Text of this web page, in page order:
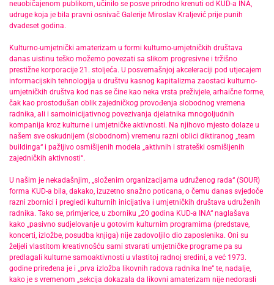
neuobičajenom publikom, učinilo se posve prirodno krenuti od KUD-a INA,
udruge koja je bila pravni osnivač Galerije Miroslav Kraljević prije punih
dvadeset godina.
Kulturno-umjetnički amaterizam u formi kulturno-umjetničkih društava
danas uistinu teško možemo povezati sa slikom progresivne i tržišno
prestižne korporacije 21. stoljeća. U posvemašnjoj akceleraciji pod utjecajem
informacijskih tehnologija u društvu kasnog kapitalizma zaostaci kulturno-
umjetničkih društva kod nas se čine kao neka vrsta preživjele, arhaične forme,
čak kao prostodušan oblik zajedničkog provođenja slobodnog vremena
radnika, ali i samoinicijativnog povezivanja djelatnika mnogoljudnih
kompanija kroz kulturne i umjetničke aktivnosti. Na njihovo mjesto dolaze u
našem sve oskudnijem (slobodnom) vremenu razni oblici diktiranog „team
buildinga“ i pažljivo osmišljenih modela „aktivnih i strateški osmišljenih
zajedničkih aktivnosti“.
U našim je nekadašnjim, „složenim organizacijama udruženog rada“ (SOUR)
forma KUD-a bila, dakako, izuzetno snažno poticana, o čemu danas svjedoče
razni zbornici i pregledi kulturnih inicijativa i umjetničkih društava udruženih
radnika. Tako se, primjerice, u zborniku „20 godina KUD-a INA“ naglašava
kako „pasivno sudjelovanje u gotovim kulturnim programima (predstave,
koncerti, izložbe, posudba knjiga) nije zadovoljilo dio zaposlenika. Oni su
željeli vlastitom kreativnošću sami stvarati umjetničke programe pa su
predlagali kulturne samoaktivnosti u vlastitoj radnoj sredini, a već 1973.
godine priređena je i „prva izložba likovnih radova radnika Ine“ te, nadalje,
kako je s vremenom „sekcija dokazala da likovni amaterizam nije nedorasli